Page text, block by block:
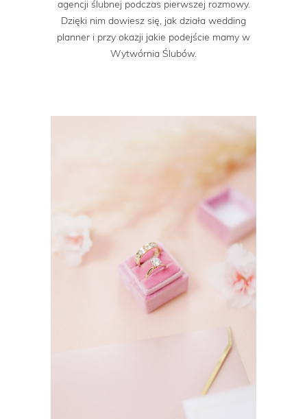
agencji ślubnej podczas pierwszej rozmowy.
Dzięki nim dowiesz się, jak działa wedding
planner i przy okazji jakie podejście mamy w
Wytwórnia Ślubów.